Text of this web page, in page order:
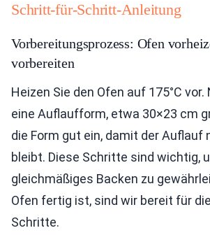
Schritt-für-Schritt-Anleitung
Vorbereitungsprozess: Ofen
vorbereiten
Heizen Sie den Ofen auf 175°C vor.
eine Auflaufform, etwa 30×23 cm
die Form gut ein, damit der Auflauf
bleibt. Diese Schritte sind wichtig,
gleichmäßiges Backen zu
Ofen fertig ist, sind wir bereit für
Schritte.